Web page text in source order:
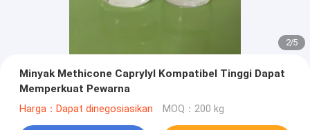
2/5
Minyak Methicone Caprylyl Kompatibel Tinggi Dapat
Memperkuat Pewarna
Harga：Dapat dinegosiasikan MOQ：200 kg